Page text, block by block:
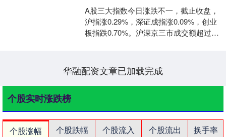
A股三大指数今日涨跌不一，截止收盘，
沪指涨0.29%，深证成指涨0.09%，创业
板指跌0.70%。沪深京三市成交额超过
华融配资文章已加载完成
个股实时涨跌榜
个股涨幅 个股跌幅 个股流入 个股流出
换手率